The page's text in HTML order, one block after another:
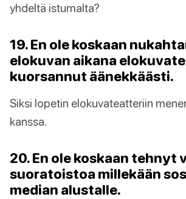
yhdeltä istumalta?
19. En ole koskaan
elokuvan aikana
kuorsannut äänekkäästi.
Siksi lopetin elokuvateatteriin
kanssa.
20. En ole koskaan tehnyt
suoratoistoa millekään
median alustalle.